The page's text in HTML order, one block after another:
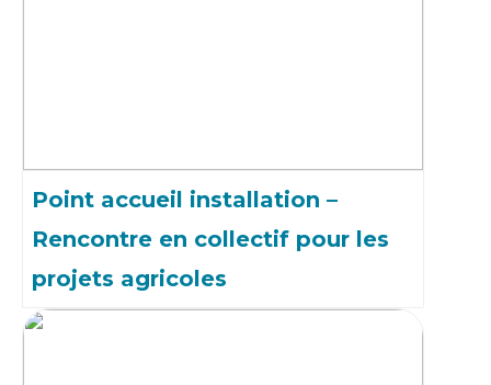
Point accueil installation –
Rencontre en collectif pour les
projets agricoles